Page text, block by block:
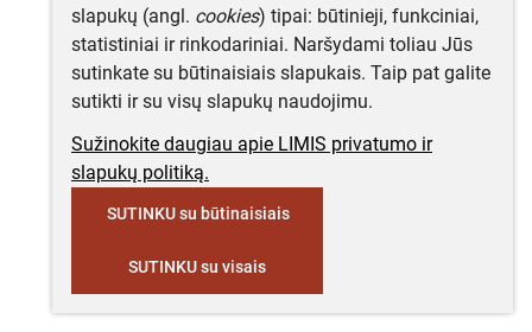
slapukų (angl. cookies) tipai: būtinieji, funkciniai,
statistiniai ir rinkodariniai. Naršydami toliau Jūs
sutinkate su būtinaisiais slapukais. Taip pat galite
sutikti ir su visų slapukų naudojimu.
Sužinokite daugiau apie LIMIS privatumo ir
slapukų politiką.
SUTINKU su būtinaisiais
SUTINKU su visais